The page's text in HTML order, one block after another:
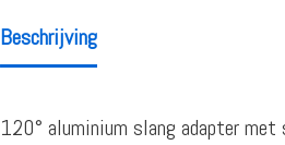
Beschrijving
120° aluminium slang adapter met